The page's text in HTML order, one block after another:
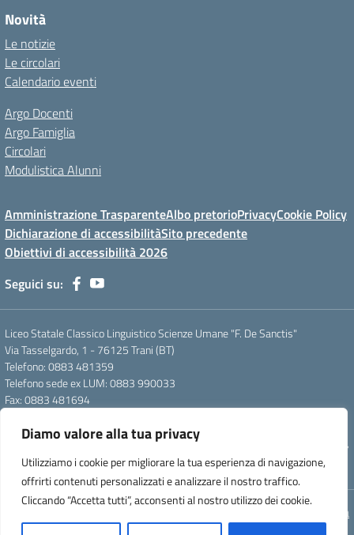
Diamo valore alla tua privacy
Utilizziamo i cookie per migliorare la tua esperienza di navigazione,
offrirti contenuti personalizzati e analizzare il nostro traffico.
Cliccando “Accetta tutti”, acconsenti al nostro utilizzo dei cookie.
Novità
Le notizie
Le circolari
Calendario eventi
Argo Docenti
Argo Famiglia
Circolari
Modulistica Alunni
Amministrazione TrasparenteAlbo pretorioPrivacyCookie Policy
Dichiarazione di accessibilitàSito precedente
Obiettivi di accessibilità 2026
Seguici su:
Liceo Statale Classico Linguistico Scienze Umane "F. De Sanctis"
Via Tasselgardo, 1 - 76125 Trani (BT)
Telefono: 0883 481359
Telefono sede ex LUM: 0883 990033
Fax: 0883 481694
Pec: btpc210007@pec.istruzione.it
Codice Meccanografico: istsc_btpc210007 - Codice Fiscale: 92058830727
- Codice Univoco d'ufficio: UFG4S9
Concept & Design by Designers Italia